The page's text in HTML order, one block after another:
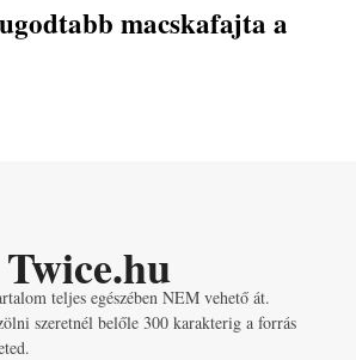
macskafajta a
Twice.hu
teljes egészében NEM vehető át.
szeretnél belőle 300 karakterig a forrás